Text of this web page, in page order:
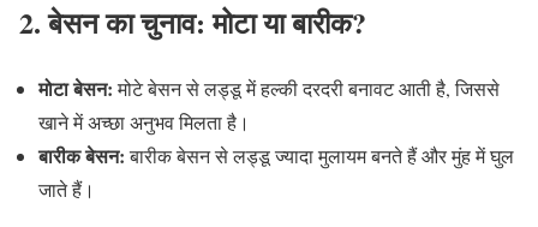
2. बेसन का चुनाव: मोटा या बारीक?
मोटा बेसन:मोटे बेसन से लड्डू में हल्की दरदरी बनावट आती है, जिससे
खाने में अच्छा अनुभव मिलता है।
बारीक बेसन:बारीक बेसन से लड्डू ज्यादा मुलायम बनते हैं और मुंह में घुल
जाते हैं।